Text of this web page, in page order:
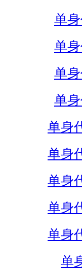
单
单
单
单
单身
单身
单身
单身
单身
单